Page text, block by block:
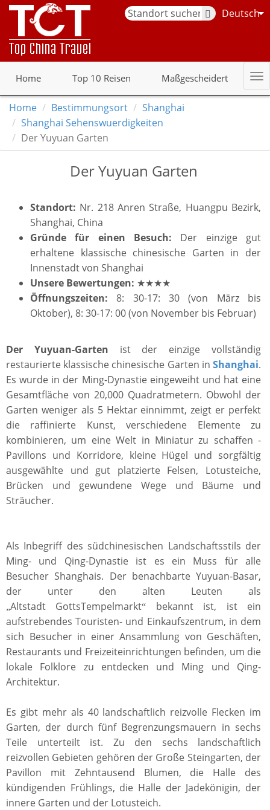
Deutsch
Home Top 10 Reisen Maßgescheidert
Home Bestimmungsort
Shanghai
Shanghai Sehenswuerdigkeiten
Der Yuyuan Garten
Der Yuyuan Garten
Standort: Nr. 218 Anren Straße, Huangpu Bezirk,
Shanghai, China
Gründe für einen Besuch: Der einzige gut
erhaltene klassische chinesische Garten in der
Innenstadt von Shanghai
Unsere Bewertungen: ★★★★
Öffnungszeiten:8: 30-17: 30 (von März bis
Oktober), 8: 30-17: 00 (von November bis Februar)
Der Yuyuan-Garten ist der einzige vollständig
restaurierte klassische chinesische Garten in Shanghai.
Es wurde in der Ming-Dynastie eingeweiht und hat eine
Gesamtfläche von 20,000 Quadratmetern. Obwohl der
Garten weniger als 5 Hektar einnimmt, zeigt er perfekt
die raffinierte Kunst, verschiedene Elemente zu
kombinieren, um eine Welt in Miniatur zu schaffen -
Pavillons und Korridore, kleine Hügel und sorgfältig
ausgewählte und gut platzierte Felsen, Lotusteiche,
Brücken und gewundene Wege und Bäume und
Sträucher.
Als Inbegriff des südchinesischen Landschaftsstils der
Ming- und Qing-Dynastie ist es ein Muss für alle
Besucher Shanghais. Der benachbarte Yuyuan-Basar,
der unter den alten Leuten als
„Altstadt GottsTempelmarkt“
bekannt ist, ist ein
aufstrebendes Touristen- und Einkaufszentrum, in dem
sich Besucher in einer Ansammlung von Geschäften,
Restaurants und Freizeiteinrichtungen befinden, um die
lokale Folklore zu entdecken und Ming und Qing-
Architektur.
Es gibt mehr als 40 landschaftlich reizvolle Flecken im
Garten, der durch fünf Begrenzungsmauern in sechs
Teile unterteilt ist. Zu den sechs landschaftlich
reizvollen Gebieten gehören der Große Steingarten, der
Pavillon mit Zehntausend Blumen, die Halle des
kündigenden Frühlings, die Halle der Jadekönigin, der
innere Garten und der Lotusteich.